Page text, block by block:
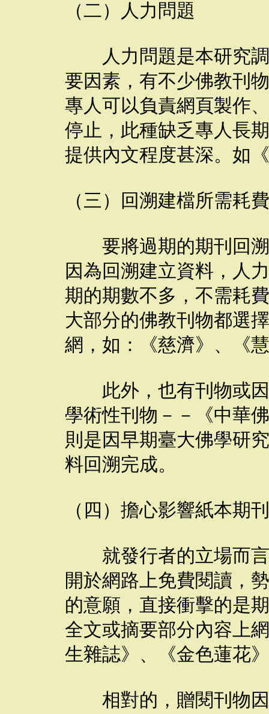
（二）人力問題
人力問題是本研究調
要因素，有不少佛教刊
專人可以負責網頁製作
停止，此種缺乏專人長
提供內文程度甚深。如
（三）回溯建檔所需耗
要將過期的期刊回溯
因為回溯建立資料，人
期的期數不多，不需耗
大部分的佛教刊物都選
網，如：《慈濟》、《
此外，也有刊物或因
學術性刊物－－《中華
則是因早期臺大佛學研
料回溯完成。
（四）擔心影響紙本期
就發行者的立場而言
開於網路上免費閱讀，
的意願，直接衝擊的是
全文或摘要部分內容上
生雜誌》、《金色蓮花
相對的，贈閱刊物因